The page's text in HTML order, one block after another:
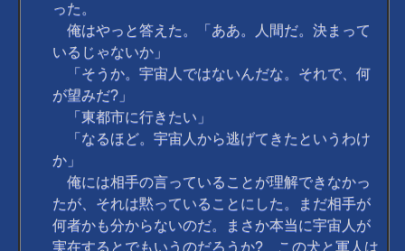
った。
俺はやっと答えた。「ああ。人間だ。決まって
いるじゃないか」
「そうか。宇宙人ではないんだな。それで、何
が望みだ?」
「東都市に行きたい」
「なるほど。宇宙人から逃げてきたというわけ
か」
俺には相手の言っていることが理解できなかっ
たが、それは黙っていることにした。まだ相手が
何者かも分からないのだ。まさか本当に宇宙人が
実在するとでもいうのだろうか? この犬と軍人は